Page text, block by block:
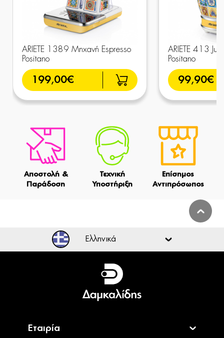
ARIETE 1389 Μηχανή Espresso
Positano
199,00€
ARIETE 413
Positano
99,90€
Αποστολή &
Παράδοση
Τεχνική
Υποστήριξη
Επίσημος
Αντιπρόσωπος
Ελληνικά
Ελληνικά
English
Εταιρία